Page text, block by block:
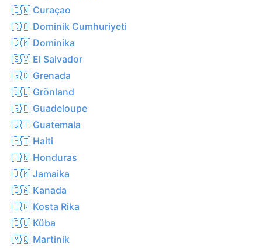
🇨🇼 Curaçao
🇩🇴 Dominik Cumhuriyeti
🇩🇲 Dominika
🇸🇻 El Salvador
🇬🇩 Grenada
🇬🇱 Grönland
🇬🇵 Guadeloupe
🇬🇹 Guatemala
🇭🇹 Haiti
🇭🇳 Honduras
🇯🇲 Jamaika
🇨🇦 Kanada
🇨🇷 Kosta Rika
🇨🇺 Küba
🇲🇶 Martinik